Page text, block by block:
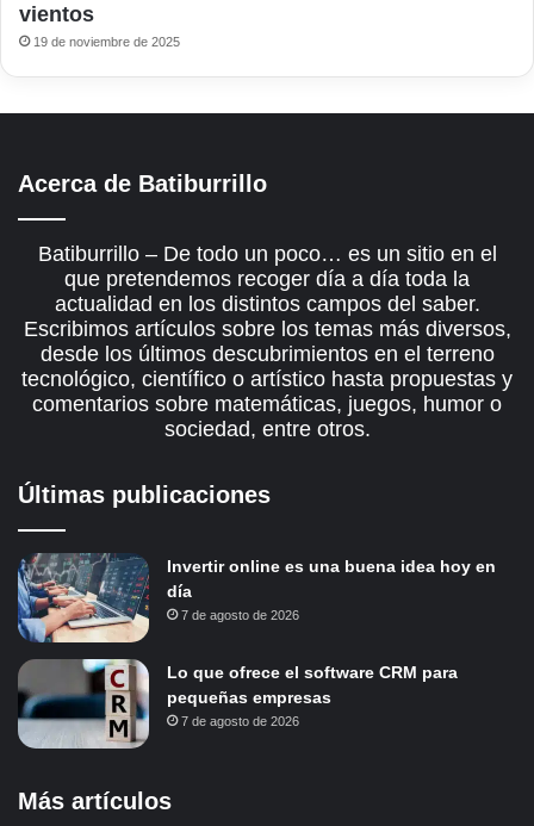
vientos
19 de noviembre de 2025
Acerca de Batiburrillo
Batiburrillo – De todo un poco… es un sitio en el
que pretendemos recoger día a día toda la
actualidad en los distintos campos del saber.
Escribimos artículos sobre los temas más diversos,
desde los últimos descubrimientos en el terreno
tecnológico, científico o artístico hasta propuestas y
comentarios sobre matemáticas, juegos, humor o
sociedad, entre otros.
Últimas publicaciones
Invertir online es una buena idea hoy en
día
7 de agosto de 2026
Lo que ofrece el software CRM para
pequeñas empresas
7 de agosto de 2026
Más artículos